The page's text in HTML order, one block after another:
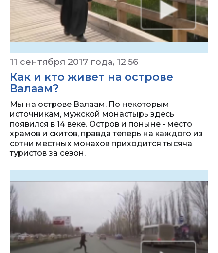
11 сентября 2017 года, 12:56
Как и кто живет на острове
Валаам?
Мы на острове Валаам. По некоторым
источникам, мужской монастырь здесь
появился в 14 веке. Остров и поныне - место
храмов и скитов, правда теперь на каждого из
сотни местных монахов приходится тысяча
туристов за сезон.